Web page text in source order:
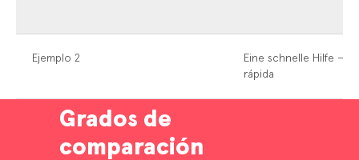
Ejemplo 2
Eine schnelle Hilfe —
rápida
Grados de
comparación